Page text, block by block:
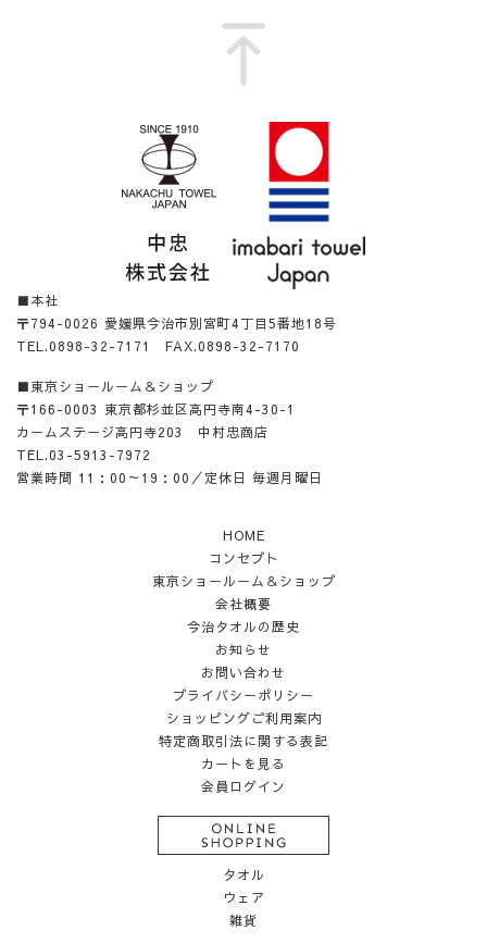
■本社
〒794-0026 愛媛県今治市別宮町4丁目5番地18号
TEL.0898-32-7171 FAX.0898-32-7170
■東京ショールーム＆ショップ
〒166-0003 東京都杉並区高円寺南4-30-1
カームステージ高円寺203 中村忠商店
TEL.03-5913-7972
営業時間 11：00～19：00／定休日 毎週月曜日
HOME
コンセプト
東京ショールーム＆ショップ
会社概要
今治タオルの歴史
お知らせ
お問い合わせ
プライバシーポリシー
ショッピングご利用案内
特定商取引法に関する表記
カートを見る
会員ログイン
タオル
ウェア
雑貨